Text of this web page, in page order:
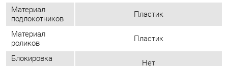
Ширина
сиденья, мм
525
Глубина
сиденья, мм
Количество
роликов